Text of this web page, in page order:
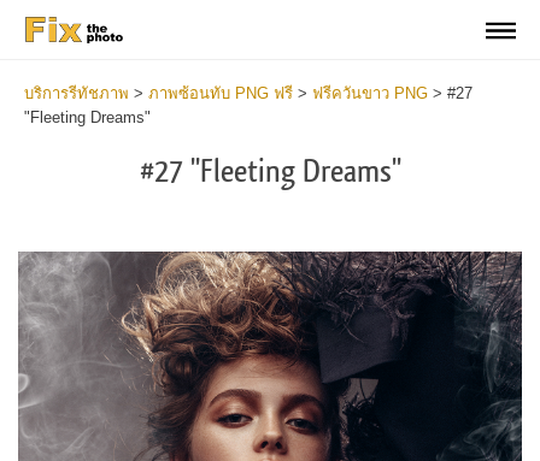
บริการรีทัชภาพ > ภาพซ้อนทับ PNG ฟรี > ฟรีควันขาว PNG > #27
"Fleeting Dreams"
#27 "Fleeting Dreams"